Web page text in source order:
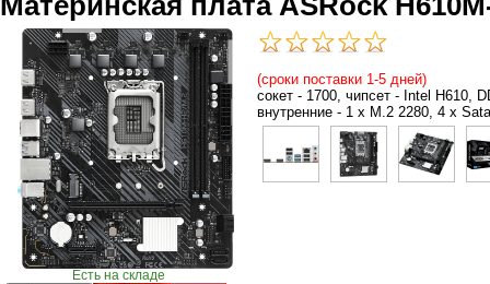
Есть на складе
(сроки поставки 1-5 дней)
сокет - 1700, чипсет - Intel H610,
внутренние - 1 x M.2 2280, 4 x